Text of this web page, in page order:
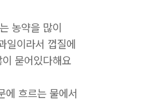
농약을 많이
일이라서 껍질에
묻어있다해요
에 흐르는 물에서